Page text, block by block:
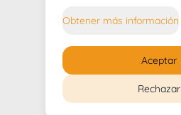
Obtener más información
Rechazar
Aceptar